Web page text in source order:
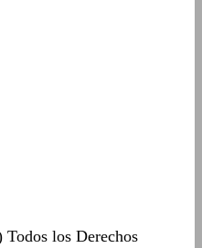
Todos los Derechos